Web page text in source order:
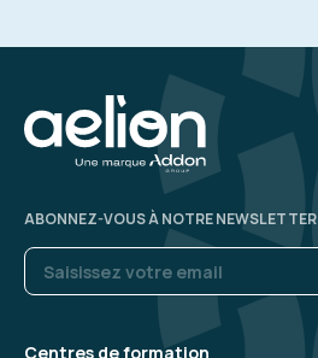
Centres de formation
ABONNEZ-VOUS À NOTRE NEWSLETTER